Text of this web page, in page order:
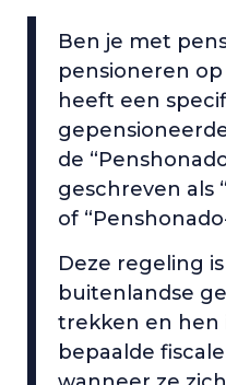
Ben je met
pensioneren op
heeft een
de
geschreven als
of
Deze regeling
buitenlandse
trekken en hen
bepaalde